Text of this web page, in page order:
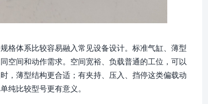
格体系比较容易融入常见设备设计。标准气缸、薄型
空间和动作需求。空间宽裕、负载普通的工位，可以
，薄型结构更合适；有夹持、压入、挡停这类偏载动
纯比较型号更有意义。